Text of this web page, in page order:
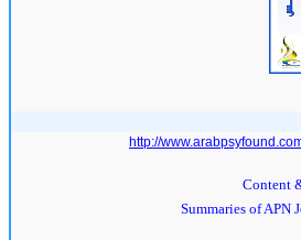
http://
Content
Summaries of APN